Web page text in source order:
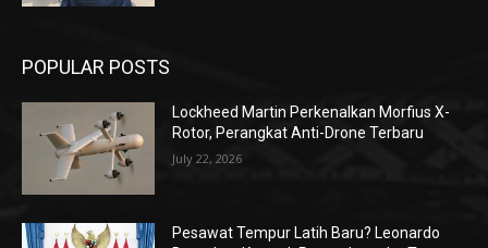
POPULAR POSTS
Lockheed Martin Perkenalkan Morfius X-
Rotor, Perangkat Anti-Drone Terbaru
July 22, 2026
Pesawat Tempur Latih Baru? Leonardo